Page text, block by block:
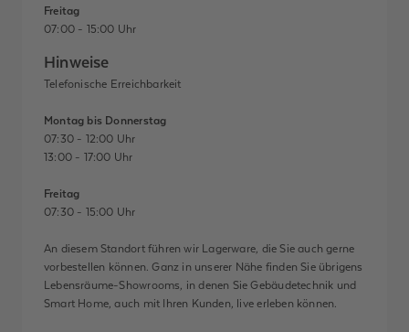
Freitag
07:00 - 15:00 Uhr
Hinweise
Telefonische Erreichbarkeit
Montag bis Donnerstag
07:30 - 12:00 Uhr
13:00 - 17:00 Uhr
Freitag
07:30 - 15:00 Uhr
An diesem Standort führen wir Lagerware, die Sie auch gerne
vorbestellen können. Ganz in unserer Nähe finden Sie übrigens
Lebensräume-Showrooms, in denen Sie Gebäudetechnik und
Smart Home, auch mit Ihren Kunden, live erleben können.